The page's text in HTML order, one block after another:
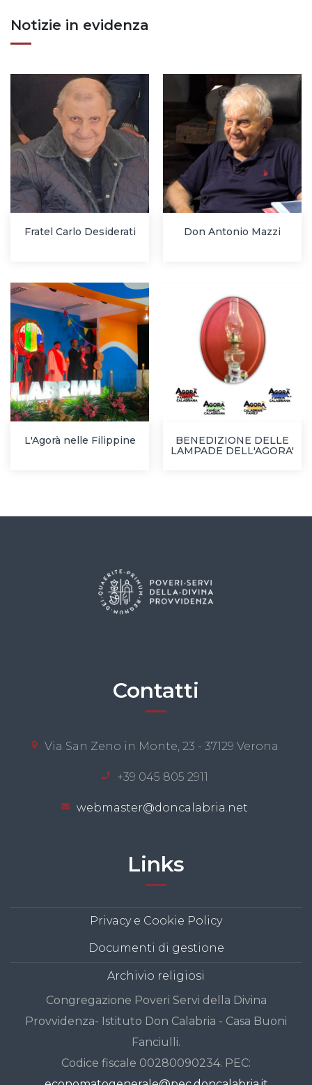
Notizie in evidenza
Fratel Carlo Desiderati Don Antonio Mazzi
L'Agorà nelle Filippine
BENEDIZIONE DELLE
LAMPADE DELL'AGORA'
Contatti
Via San Zeno in Monte, 23 - 37129 Verona
+39 045 805 2911
webmaster@doncalabria.net
Links
Privacy e Cookie Policy
Documenti di gestione
Archivio religiosi
Congregazione Poveri Servi della Divina
Provvidenza- Istituto Don Calabria - Casa Buoni
Fanciulli.
Codice fiscale 00280090234. PEC: